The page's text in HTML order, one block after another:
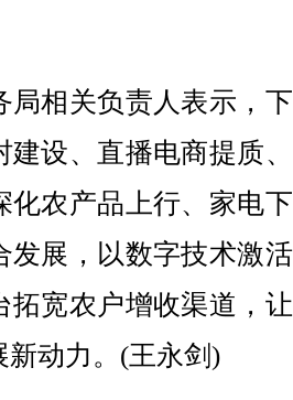
相关负责人表示，
建设、直播电商提质
化农产品上行、家电
发展，以数字技术激
拓宽农户增收渠道，
动力。(王永剑)